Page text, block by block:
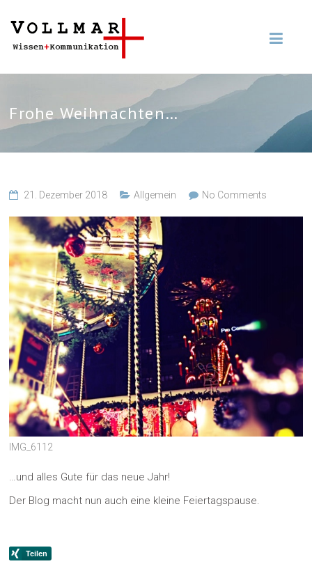
Frohe Weihnachten…
21. Dezember 2018 Allgemein No Comments
IMG_6112
…und alles Gute für das neue Jahr!
Der Blog macht nun auch eine kleine Feiertagspause.